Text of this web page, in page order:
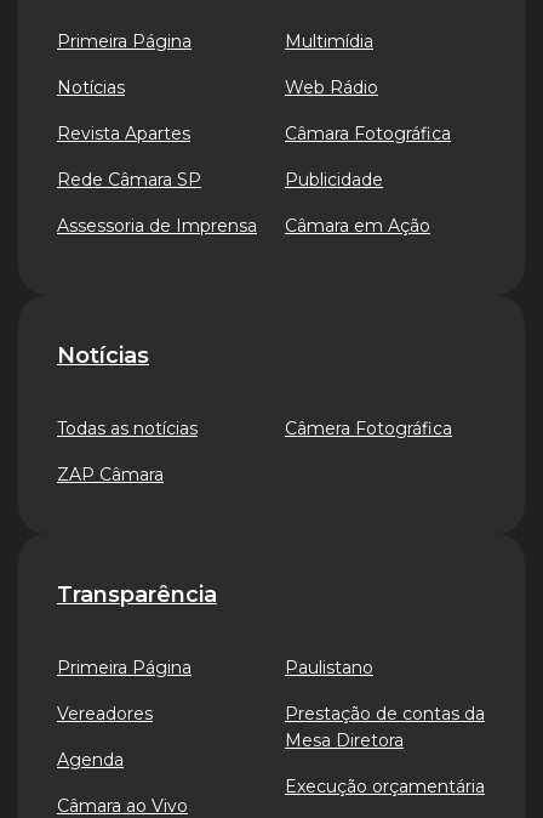
Primeira Página
Notícias
Revista Apartes
Rede Câmara SP
Assessoria de Imprensa
Multimídia
Web Rádio
Câmara Fotográfica
Publicidade
Câmara em Ação
Notícias
Todas as notícias
ZAP Câmara
Câmera Fotográfica
Transparência
Primeira Página
Vereadores
Agenda
Câmara ao Vivo
Paulistano
Prestação de contas da
Mesa Diretora
Execução orçamentária